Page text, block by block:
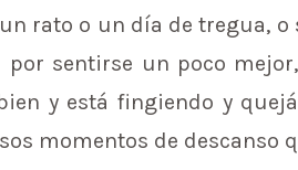
rato o un día de tregua,
sentirse un poco
y está fingiendo y
momentos de descanso